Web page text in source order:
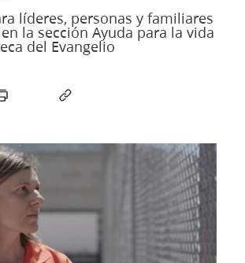
líderes, personas y familiares
la sección Ayuda para la vida
del Evangelio